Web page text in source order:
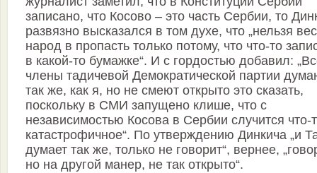
записано, что Косово – это часть Сербии, то
развязно высказался в том духе, что „нельзя
народ в пропасть только потому, что что-то
в какой-то бумажке“. И с гордостью добавил:
члены тадичевой Демократической партии
так же, как я, но не смеют открыто это сказать,
поскольку в СМИ запущено клише, что с
независимостью Косова в Сербии случится что-
катастрофичное“. По утверждению Динкича „и
думает так же, только не говорит“, вернее,
но на другой манер, не так открыто“.